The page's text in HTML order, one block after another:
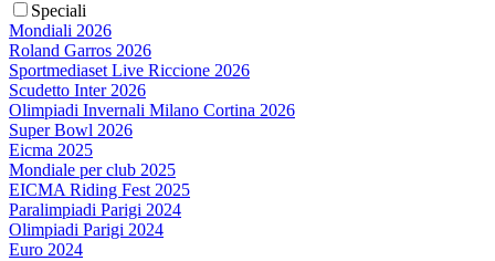
Speciali
Mondiali 2026
Roland Garros 2026
Sportmediaset Live Riccione 2026
Scudetto Inter 2026
Olimpiadi Invernali Milano Cortina 2026
Super Bowl 2026
Eicma 2025
Mondiale per club 2025
EICMA Riding Fest 2025
Paralimpiadi Parigi 2024
Olimpiadi Parigi 2024
Euro 2024